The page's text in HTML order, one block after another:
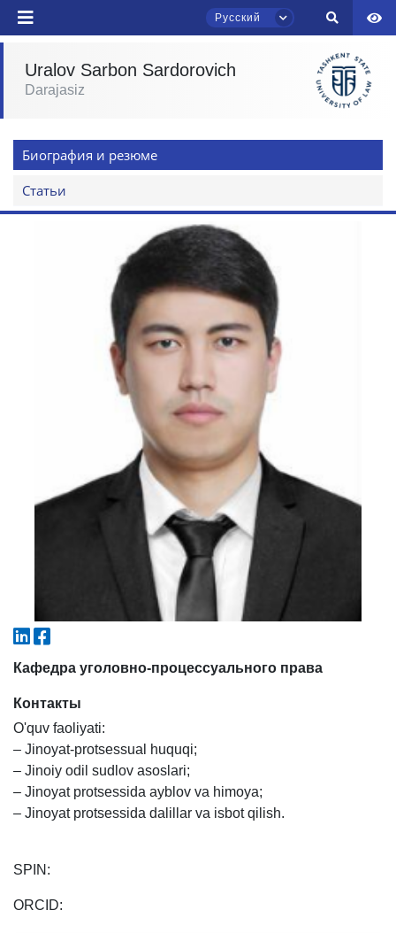
Русский
Uralov Sarbon Sardorovich
Darajasiz
Биография и резюме
Статьи
Кафедра уголовно-процессуального права
Контакты
O'quv faoliyati:
– Jinoyat-protsessual huquqi;
– Jinoiy odil sudlov asoslari;
– Jinoyat protsessida ayblov va himoya;
– Jinoyat protsessida dalillar va isbot qilish.
SPIN:
ORCID:
Чат приёмной комиссии ТГЮУ
Здравствуйте! Добро пожаловать в чат
Оставляйте здесь свои обращения по
Выберите тему — затем появятся
конкретные вопросы:
1. Документы (бакалавр) (5)
4. Собеседование (магистр) (5)
6. Онлайн-заявки (15)
8. Квота (бакалавриат) (1)
✉️ Написать администратору